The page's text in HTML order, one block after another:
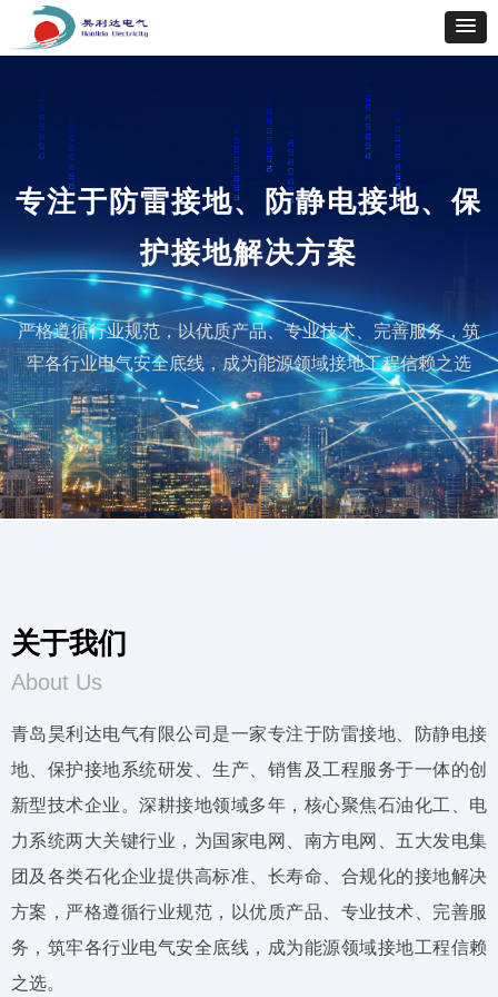
专注于防雷接地、防静电接地、保
护接地解决方案
严格遵循行业规范，以优质产品、专业技术、完善服务，筑
牢各行业电气安全底线，成为能源领域接地工程信赖之选
青岛昊利达电气有限公司是一家专注于防雷接地、防静电接
地、保护接地系统研发、生产、销售及工程服务于一体的创
新型技术企业。深耕接地领域多年，核心聚焦石油化工、电
力系统两大关键行业，为国家电网、南方电网、五大发电集
团及各类石化企业提供高标准、长寿命、合规化的接地解决
方案，严格遵循行业规范，以优质产品、专业技术、完善服
务，筑牢各行业电气安全底线，成为能源领域接地工程信赖
之选。
关于我们
About Us